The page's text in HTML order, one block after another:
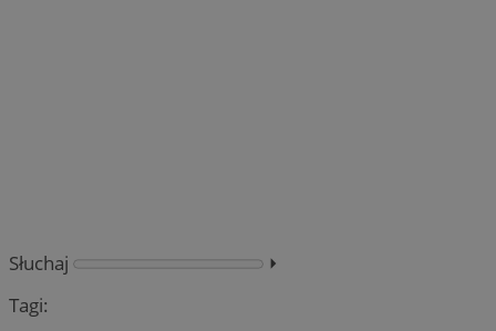
Słuchaj
⏵︎
Tagi: